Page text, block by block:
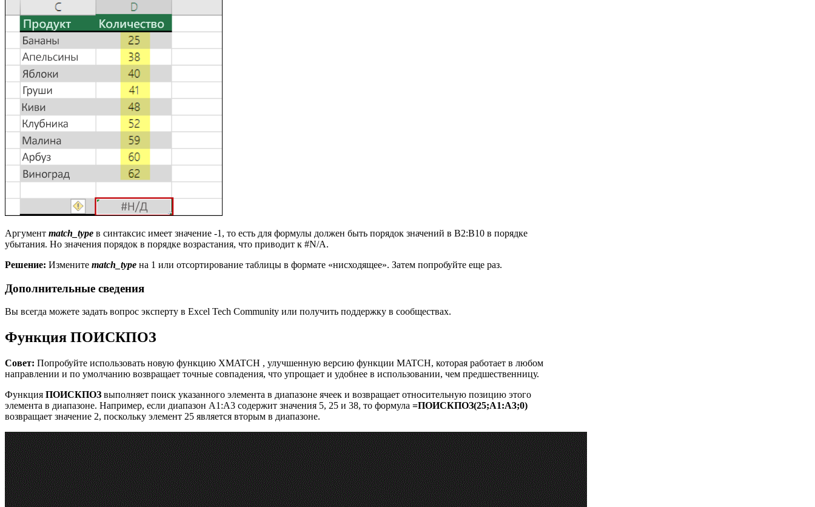
Аргумент match_type в синтаксис имеет значение -1, то есть для формулы должен быть порядок значений в B2:B10 в порядке
убытания. Но значения порядок в порядке возрастания, что приводит к #N/A.
Решение: Измените match_type на 1 или отсортирование таблицы в формате «нисходящее». Затем попробуйте еще раз.
Дополнительные сведения
Вы всегда можете задать вопрос эксперту в Excel Tech Community или получить поддержку в сообществах.
Функция ПОИСКПОЗ
Совет: Попробуйте использовать новую функцию XMATCH , улучшенную версию функции MATCH, которая работает в любом
направлении и по умолчанию возвращает точные совпадения, что упрощает и удобнее в использовании, чем предшественницу.
Функция ПОИСКПОЗ выполняет поиск указанного элемента в диапазоне ячеек и возвращает относительную позицию этого
элемента в диапазоне. Например, если диапазон A1:A3 содержит значения 5, 25 и 38, то формула =ПОИСКПОЗ(25;A1:A3;0)
возвращает значение 2, поскольку элемент 25 является вторым в диапазоне.